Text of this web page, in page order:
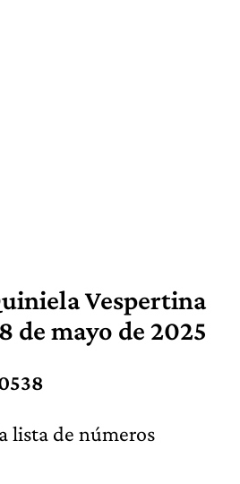
Vespertina
de mayo de 2025
lista de números